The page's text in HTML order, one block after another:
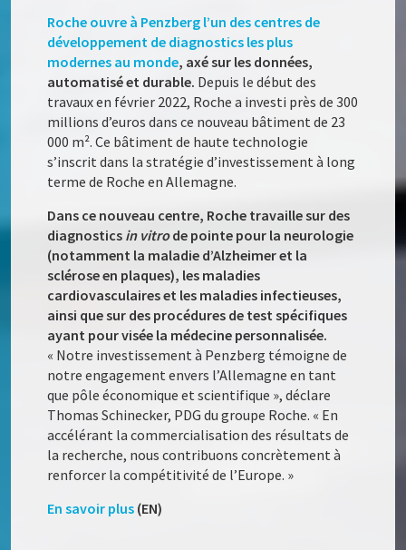
Roche ouvre à Penzberg l’un des centres de
développement de diagnostics les plus
modernes au monde, axé sur les données,
automatisé et durable. Depuis le début des
travaux en février 2022, Roche a investi près de 300
millions d’euros dans ce nouveau bâtiment de 23
000 m². Ce bâtiment de haute technologie
s’inscrit dans la stratégie d’investissement à long
terme de Roche en Allemagne.
Dans ce nouveau centre, Roche travaille sur des
diagnostics in vitrode pointe pour la neurologie
(notamment la maladie d’Alzheimer et la
sclérose en plaques), les maladies
cardiovasculaires et les maladies infectieuses,
ainsi que sur des procédures de test spécifiques
ayant pour visée la médecine personnalisée.
« Notre investissement à Penzberg témoigne de
notre engagement envers l’Allemagne en tant
que pôle économique et scientifique », déclare
Thomas Schinecker, PDG du groupe Roche. « En
accélérant la commercialisation des résultats de
la recherche, nous contribuons concrètement à
renforcer la compétitivité de l’Europe. »
En savoir plus (EN)